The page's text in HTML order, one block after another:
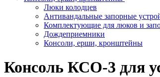
Люки колодцев
Антивандальные запорные
Комплектующие для люков и
Дождеприемники
Консоли, ерши, кронштейны
Консоль КСО-3 для